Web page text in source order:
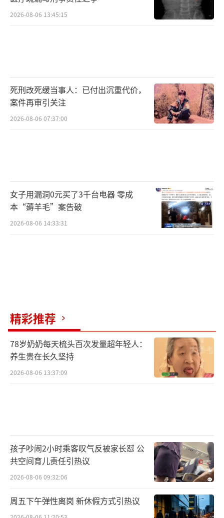
2026-08-06 13:45:15
死刑改死缓当事人：已付出沉重代价，
案件再审引关注
2026-08-06 07:37:00
女子用漏洞0元买了3千台电器 零成
本“薅羊毛”案告破
2026-08-06 14:33:31
精彩推荐
78岁奶奶每天梳头百次发量超年轻人：
养生贵在长久坚持
2026-08-06 13:37:09
孩子吵闹2小时乘客叹气反被家长怼 公
共空间育儿责任引热议
2026-08-06 09:32:06
周五下午弹性离岗 新休假方式引热议